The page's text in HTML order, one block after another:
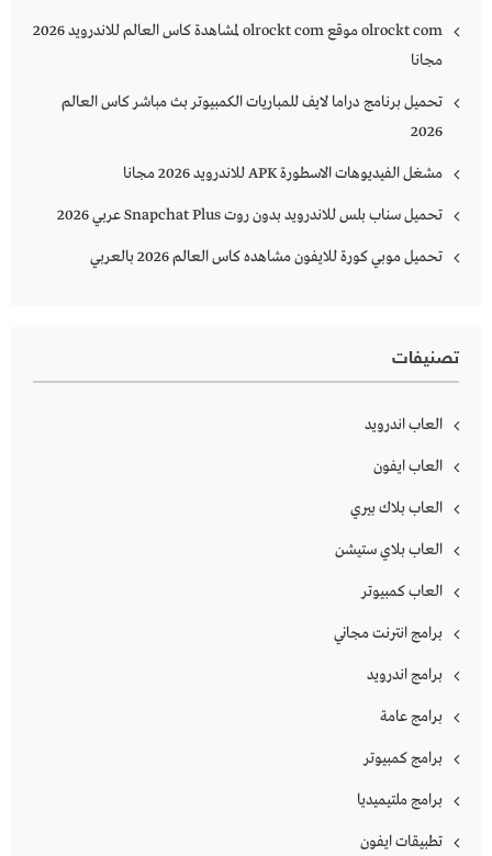
olrockt com موقع olrockt com لمشاهدة كاس العالم للاندرويد 2026
مجانا
تحميل برنامج دراما لايف للمباريات الكمبيوتر بث مباشر كاس العالم
2026
مشغل الفيديوهات الاسطورة APK للاندرويد 2026 مجانا
تحميل سناب بلس للاندرويد بدون روت Snapchat Plus‏ عربي 2026
تحميل موبي كورة للايفون مشاهده كاس العالم 2026 بالعربي
تصنيفات
العاب اندرويد
العاب ايفون
العاب بلاك بيري
العاب بلاي ستيشن
العاب كمبيوتر
برامج انترنت مجاني
برامج اندرويد
برامج عامة
برامج كمبيوتر
برامج ملتيميديا
تطبيقات ايفون